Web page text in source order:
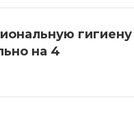
гигиену
на 4